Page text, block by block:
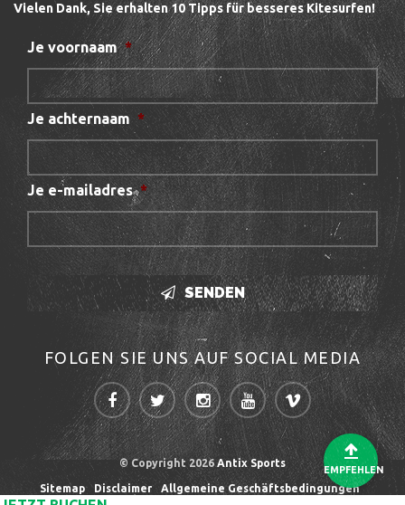
Vielen Dank, Sie erhalten 10 Tipps für besseres Kitesurfen!
Je voornaam *
Je achternaam *
Je e-mailadres *
SENDEN
FOLGEN SIE UNS AUF SOCIAL MEDIA
© Copyright 2026 Antix Sports
Sitemap Disclaimer Allgemeine Geschäftsbedingungen
EMPFEHLEN